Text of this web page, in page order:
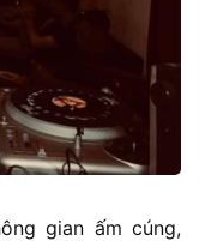
gian ấm cúng,